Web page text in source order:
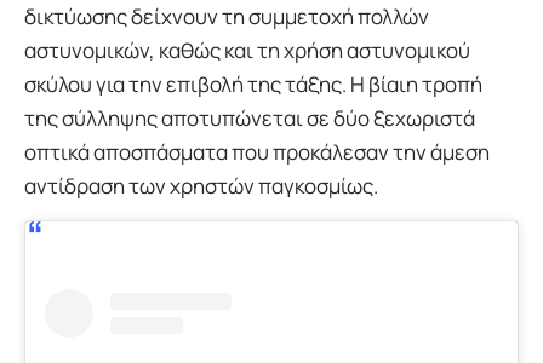
δικτύωσης δείχνουν τη συμμετοχή πολλών
αστυνομικών, καθώς και τη χρήση αστυνομικού
σκύλου για την επιβολή της τάξης. Η βίαιη τροπή
της σύλληψης αποτυπώνεται σε δύο ξεχωριστά
οπτικά αποσπάσματα που προκάλεσαν την άμεση
αντίδραση των χρηστών παγκοσμίως.